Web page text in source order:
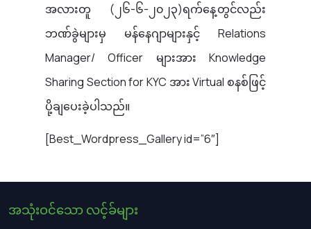
အလားတူ (၂၆-၆-၂၀၂၃)ရက်နေ့တွင်လည်း
ဘဏ်ခွဲများမှ မန်နေဂျာများနှင့် Relations
Manager/ Officer များအား Knowledge
Sharing Section for KYC အား Virtual စနစ်ဖြင့်
ပို့ချပေးခဲ့ပါသည်။
[Best_Wordpress_Gallery id=”6″]
အသုံးဝင်သော လင့်ခ်များ